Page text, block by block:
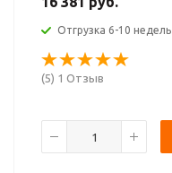
Отгрузка 6-10 недель
(5) 1 Отзыв